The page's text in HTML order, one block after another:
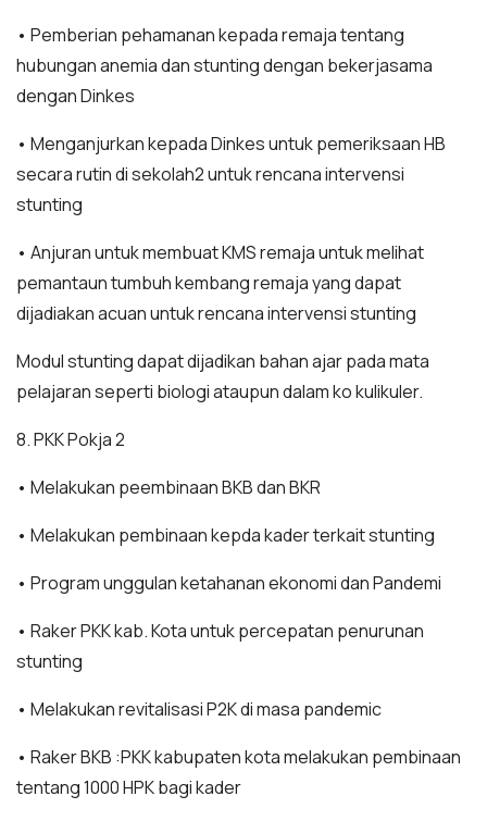
• Pemberian pehamanan kepada remaja tentang
hubungan anemia dan stunting dengan bekerjasama
dengan Dinkes
• Menganjurkan kepada Dinkes untuk pemeriksaan HB
secara rutin di sekolah2 untuk rencana intervensi
stunting
• Anjuran untuk membuat KMS remaja untuk melihat
pemantaun tumbuh kembang remaja yang dapat
dijadiakan acuan untuk rencana intervensi stunting
Modul stunting dapat dijadikan bahan ajar pada mata
pelajaran seperti biologi ataupun dalam ko kulikuler.
8. PKK Pokja 2
• Melakukan peembinaan BKB dan BKR
• Melakukan pembinaan kepda kader terkait stunting
• Program unggulan ketahanan ekonomi dan Pandemi
• Raker PKK kab. Kota untuk percepatan penurunan
stunting
• Melakukan revitalisasi P2K di masa pandemic
• Raker BKB :PKK kabupaten kota melakukan pembinaan
tentang 1000 HPK bagi kader